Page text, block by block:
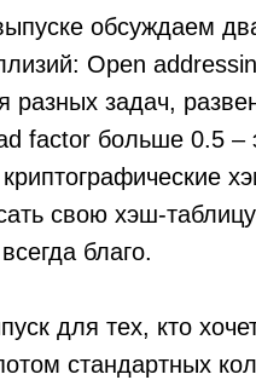
обсуждаем
Open
разных задач,
factor больше 0.5 –
свою хэш-
благо.
для тех, кто
стандартных